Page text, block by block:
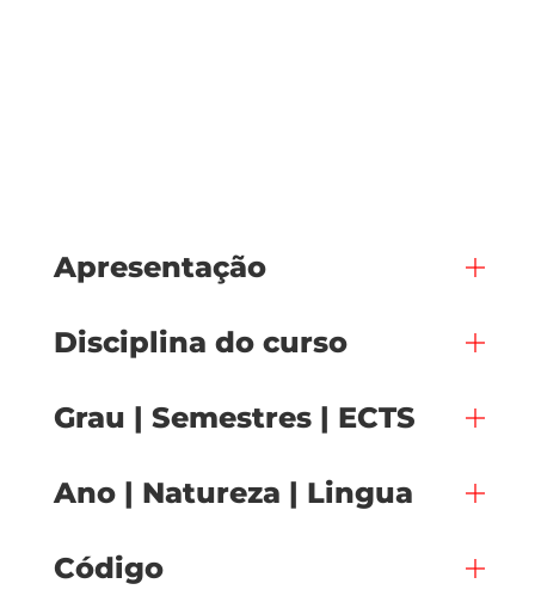
Apresentação
Disciplina do curso
Grau | Semestres | ECTS
Ano | Natureza | Lingua
Código